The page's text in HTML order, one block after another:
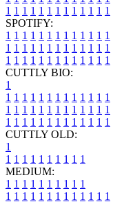
1 1 1 1 1 1 1 1 1 1 1 1 1
SPOTIFY:
1 1 1 1 1 1 1 1 1 1 1 1 1
1 1 1 1 1 1 1 1 1 1 1 1 1
1 1 1 1 1 1 1 1 1 1 1 1 1
CUTTLY BIO:
1
1 1 1 1 1 1 1 1 1 1 1 1 1
1 1 1 1 1 1 1 1 1 1 1 1 1
1 1 1 1 1 1 1 1 1 1 1 1 1
CUTTLY OLD:
1
1 1 1 1 1 1 1 1 1 1
MEDIUM:
1 1 1 1 1 1 1 1 1 1
1 1 1 1 1 1 1 1 1 1 1 1 1